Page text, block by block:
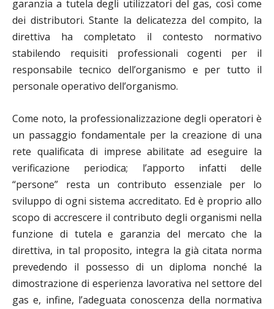
garanzia a tutela degli utilizzatori del gas, così come
dei distributori. Stante la delicatezza del compito, la
direttiva ha completato il contesto normativo
stabilendo requisiti professionali cogenti per il
responsabile tecnico dell’organismo e per tutto il
personale operativo dell’organismo.
Come noto, la professionalizzazione degli operatori è
un passaggio fondamentale per la creazione di una
rete qualificata di imprese abilitate ad eseguire la
verificazione periodica; l’apporto infatti delle
“persone” resta un contributo essenziale per lo
sviluppo di ogni sistema accreditato. Ed è proprio allo
scopo di accrescere il contributo degli organismi nella
funzione di tutela e garanzia del mercato che la
direttiva, in tal proposito, integra la già citata norma
prevedendo il possesso di un diploma nonché la
dimostrazione di esperienza lavorativa nel settore del
gas e, infine, l’adeguata conoscenza della normativa